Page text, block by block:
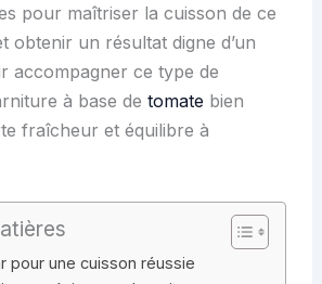
pour maîtriser la cuisson de ce
obtenir un résultat digne d’un
accompagner ce type de
à base de tomate bien
fraîcheur et équilibre à
pour une cuisson réussie